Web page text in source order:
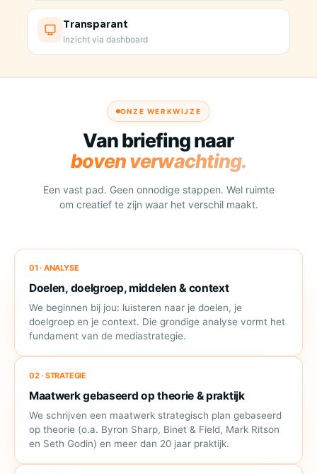
Transparant
Inzicht via dashboard
ONZE WERKWIJZE
Van briefing naar
boven verwachting.
Een vast pad. Geen onnodige stappen. Wel ruimte
om creatief te zijn waar het verschil maakt.
01 · ANALYSE
Doelen, doelgroep, middelen & context
We beginnen bij jou: luisteren naar je doelen, je
doelgroep en je context. Die grondige analyse vormt het
fundament van de mediastrategie.
02 · STRATEGIE
Maatwerk gebaseerd op theorie & praktijk
We schrijven een maatwerk strategisch plan gebaseerd
op theorie (o.a. Byron Sharp, Binet & Field, Mark Ritson
en Seth Godin) en meer dan 20 jaar praktijk.